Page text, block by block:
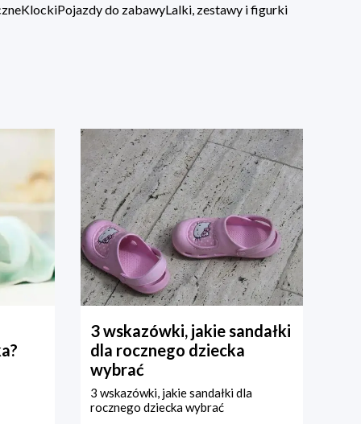
KlockiPojazdy do zabawyLalki, zestawy i figurki
3 wskazówki, jakie sandałki
dla rocznego dziecka
wybrać
3 wskazówki, jakie sandałki dla
rocznego dziecka wybrać